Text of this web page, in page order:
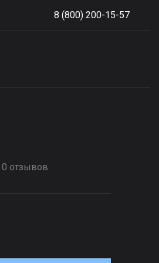
8 (800) 200-15-57
0 отзывов